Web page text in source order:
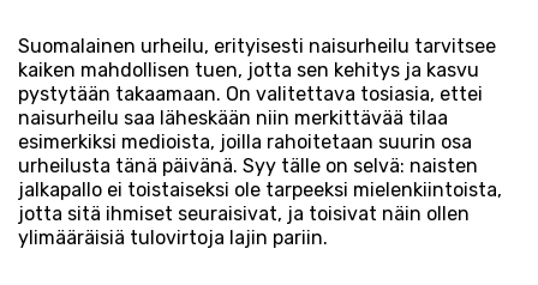
Suomalainen urheilu, erityisesti naisurheilu tarvitsee
kaiken mahdollisen tuen, jotta sen kehitys ja kasvu
pystytään takaamaan. On valitettava tosiasia, ettei
naisurheilu saa läheskään niin merkittävää tilaa
esimerkiksi medioista, joilla rahoitetaan suurin osa
urheilusta tänä päivänä. Syy tälle on selvä: naisten
jalkapallo ei toistaiseksi ole tarpeeksi mielenkiintoista,
jotta sitä ihmiset seuraisivat, ja toisivat näin ollen
ylimääräisiä tulovirtoja lajin pariin.